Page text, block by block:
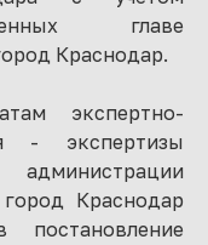
главе
Краснодар.
экспертно-
- экспертизы
Краснодар